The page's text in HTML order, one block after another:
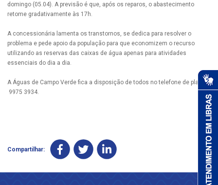
domingo (05.04). A previsão é que, após os reparos, o abastecimento
retome gradativamente às 17h.
A concessionária lamenta os transtornos, se dedica para resolver o
problema e pede apoio da população para que economizem o recurso
utilizando as reservas das caixas de água apenas para atividades
essenciais do dia a dia.
A Águas de Campo Verde fica a disposição de todos no telefone de plantão
9975 3934.
Compartilhar: